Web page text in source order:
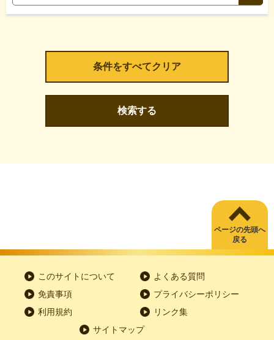
検索する
ページの先頭へ
戻る
このサイトについて
よくある質問
免責事項
プライバシーポリシー
利用規約
リンク集
サイトマップ